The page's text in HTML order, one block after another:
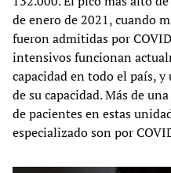
de enero de 2021, cuando
fueron admitidas por
intensivos funcionan
capacidad en todo el país, y
de su capacidad. Más de
de pacientes en estas
especializado son por